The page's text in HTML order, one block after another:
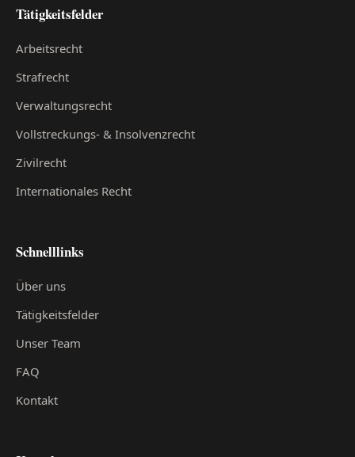
Tätigkeitsfelder
Arbeitsrecht
Strafrecht
Verwaltungsrecht
Vollstreckungs- & Insolvenzrecht
Zivilrecht
Internationales Recht
Schnelllinks
Über uns
Tätigkeitsfelder
Unser Team
FAQ
Kontakt